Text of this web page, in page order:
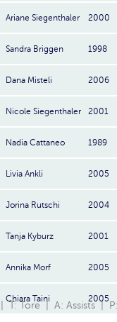
Ariane Siegenthaler 2000
Sandra Briggen 1998
Dana Misteli 2006
Nicole Siegenthaler 2001
Nadia Cattaneo 1989
Livia Ankli 2005
Jorina Rutschi 2004
Tanja Kyburz 2001
Annika Morf 2005
Chiara Taini 2005
T: Tore | A: Assists |